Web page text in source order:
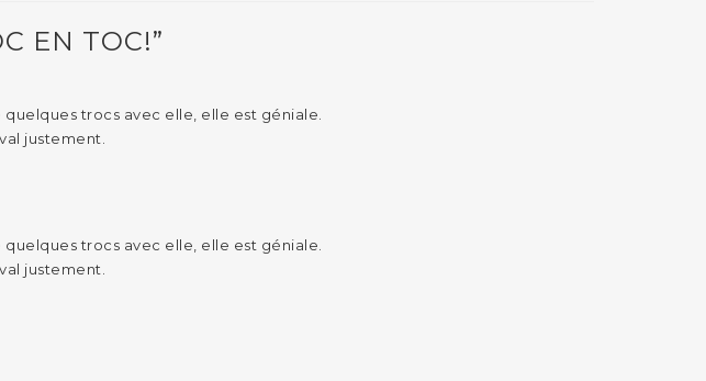
EN TOC!”
quelques trocs avec elle, elle est géniale.
justement.
quelques trocs avec elle, elle est géniale.
justement.